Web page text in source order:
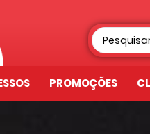
PROMOÇÕES